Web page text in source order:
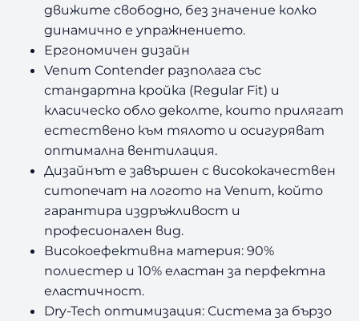
движите свободно, без значение колко
динамично е упражнението.
Ергономичен дизайн
Venum Contender разполага със
стандартна кройка (Regular Fit) и
класическо обло деколте, които прилягат
естествено към тялото и осигуряват
оптимална вентилация.
Дизайнът е завършен с висококачествен
ситопечат на логото на Venum, който
гарантира издръжливост и
професионален вид.
Високоефективна материя: 90%
полиестер и 10% еластан за перфектна
еластичност.
Dry-Tech оптимизация: Система за бързо